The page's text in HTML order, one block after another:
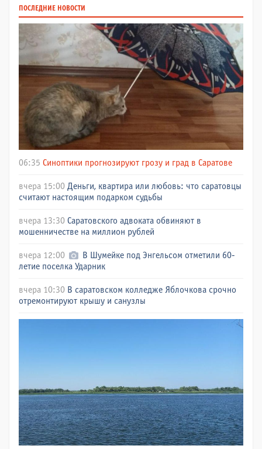
ПОСЛЕДНИЕ НОВОСТИ
06:35 Синоптики прогнозируют грозу и град в Саратове
вчера 15:00 Деньги, квартира или любовь: что саратовцы
считают настоящим подарком судьбы
вчера 13:30 Саратовского адвоката обвиняют в
мошенничестве на миллион рублей
вчера 12:00
В Шумейке под Энгельсом отметили 60-
летие поселка Ударник
вчера 10:30 В саратовском колледже Яблочкова срочно
отремонтируют крышу и санузлы